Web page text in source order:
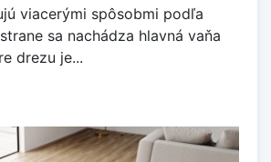
viacerými spôsobmi podľa
sa nachádza hlavná vaňa
drezu je...